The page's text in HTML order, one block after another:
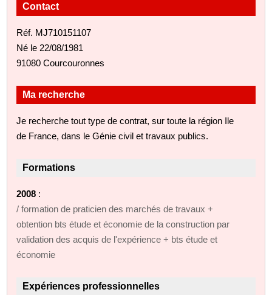
Contact
Réf. MJ710151107
Né le 22/08/1981
91080 Courcouronnes
Ma recherche
Je recherche tout type de contrat, sur toute la région Ile
de France, dans le Génie civil et travaux publics.
Formations
2008 :
/ formation de praticien des marchés de travaux +
obtention bts étude et économie de la construction par
validation des acquis de l'expérience + bts étude et
économie
Expériences professionnelles